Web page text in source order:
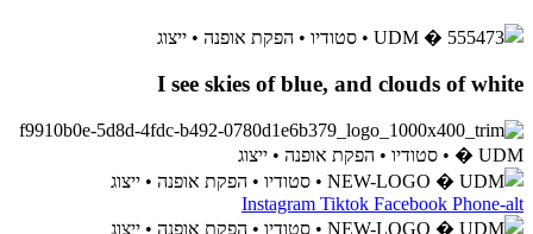
I see skies of blue, and clouds of white
Instagram Tiktok Facebook Phone-alt